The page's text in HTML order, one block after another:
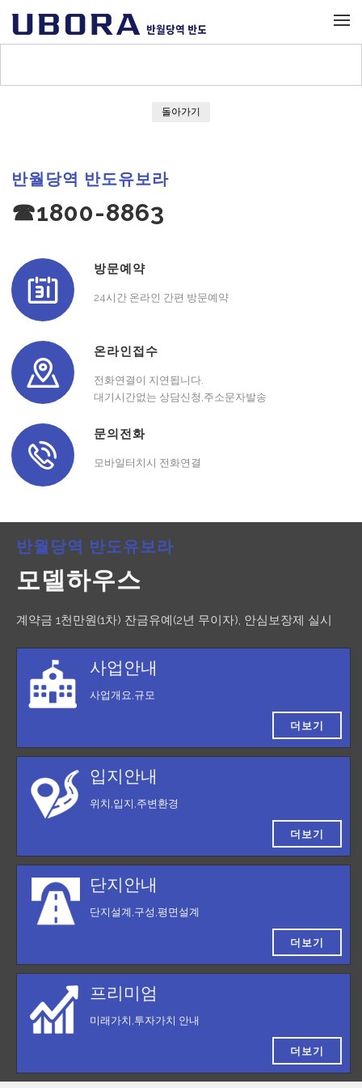
돌아가기
반월당역 반도유보라
☎1800-8863
방문예약
24시간 온라인 간편 방문예약
온라인접수
전화연결이 지연됩니다.
대기시간없는 상담신청,주소문자발송
문의전화
모바일터치시 전화연결
반월당역 반도유보라
모델하우스
계약금 1천만원(1차) 잔금유예(2년 무이자), 안심보장제 실시
사업안내
사업개요,규모
더보기
입지안내
위치,입지,주변환경
더보기
단지안내
단지설계,구성,평면설계
더보기
프리미엄
미래가치,투자가치 안내
더보기